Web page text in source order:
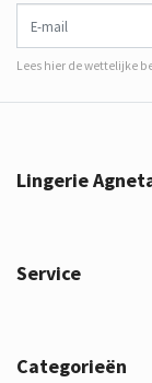
Lees hier de wettelijke
Lingerie
Service
Categorieën